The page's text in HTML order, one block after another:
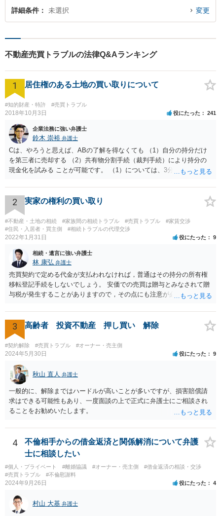
詳細条件 未選択 変更
不動産売買トラブルの法律Q&Aランキング
1 居住権のある土地の買い取りについて
#知的財産・特許 #売買トラブル
2018年10月3日 役にたった 241
企業法務に強い弁護士
鈴木 崇裕 弁護士
Cは、やろうと思えば、ABの了解を得なくても （1）自分の持分だけ
を第三者に売却する （2）共有物分割手続（裁判手続）により持分の
現金化を試みる ことが可能です。 （1）については、3分の1の持分だ
ですし、買取価格は非常に安くなりますが、近年は「持分だけでも買
い取ります」という業者が出てきています。 （2）については、裁判
手続を粛々と進めることにより、土地を切り分けて取得したり、全体
を競売にかけたりすることができるようになります。こちらも経費が
多くかかり、最終的な手残りの金額は多くありませんし、手間がかか
ります。Cが外国にいるのならなおさらです。 Cが上記（1）（2）を
認識しているかどうかはわかりませんが、Cにとっては、上記（1）
（2）の方法よりも手残りが多くなるような金額であれば、ABに買い
取りをしてもらうほうが「合理的」ということになります。 他の先生
方が回答しているように、相続税路線価や固定資産税評価額から計算
した時価を3分して、使用借権の10％を控除した金額というのが公平中
立な金額の算定方法の一つであることに間違いはありません。 しか
すから、ABとしては、上記を考慮して、できる限り有利な金額を提案
し、交渉していくことがよろしいように思います。 Cが上記（1）
（2）の方法をとった場合に手残りがいくらになるかの計算は簡単では
ないものの、ある程度見通しもつけられますので、その金額を考慮し
つつ、提案金額を調整することをお勧めいたします。 なお、将来的な
紛争の可能性を考慮するのであれば、Cからの持分買い取りと合わせ
て、AB間の権利調整（可能であれば共有を解消し、分筆してそれぞれ
単独所有するなど）も検討なさると良いですね。
2 実家の権利の買い取り
#不動産・土地の相続 #家族間の相続トラブル #売買トラブル
#家賃交渉
#住民・入居者・買主側
#相続トラブルの代理交渉
2022年1月31日 役にたった 9
相続・遺言に強い弁護士
林 康弘 弁護士
売買契約で定める代金が支払われなければ，普通はその持分の所有権
移転登記手続をしないでしょう。 安価での売買は贈与とみなされて贈
与税が発生することがありますので，その点にも注意が必要です。 い
まれることをおすすめします。
3 高齢者 投資不動産 押し買い 解除
#契約解除 #売買トラブル #オーナー・売主側
2024年5月30日 役にたった 9
秋山 直人 弁護士
一般的に、解除まではハードルが高いことが多いですが、損害賠償請
求はできる可能性もあり、一度面談の上で正式に弁護士にご相談され
ることをお勧めいたします。
4
不倫相手からの借金返済と関係解消について弁護
士に相談したい
#個人・プライベート #離婚協議 #オーナー・売主側
#借金返済の相談・交渉
#売買トラブル
#不倫慰謝料
2024年9月26日 役にたった 4
村山 大基 弁護士